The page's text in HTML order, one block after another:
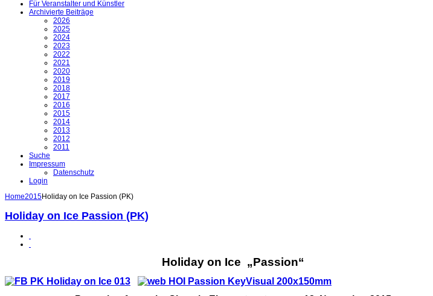
Für Veranstalter und Künstler
Archivierte Beiträge
2026
2025
2024
2023
2022
2021
2020
2019
2018
2017
2016
2015
2014
2013
2012
2011
Suche
Impressum
Datenschutz
Login
Home2015Holiday on Ice Passion (PK)
Holiday on Ice Passion (PK)
Holiday on Ice „Passion“